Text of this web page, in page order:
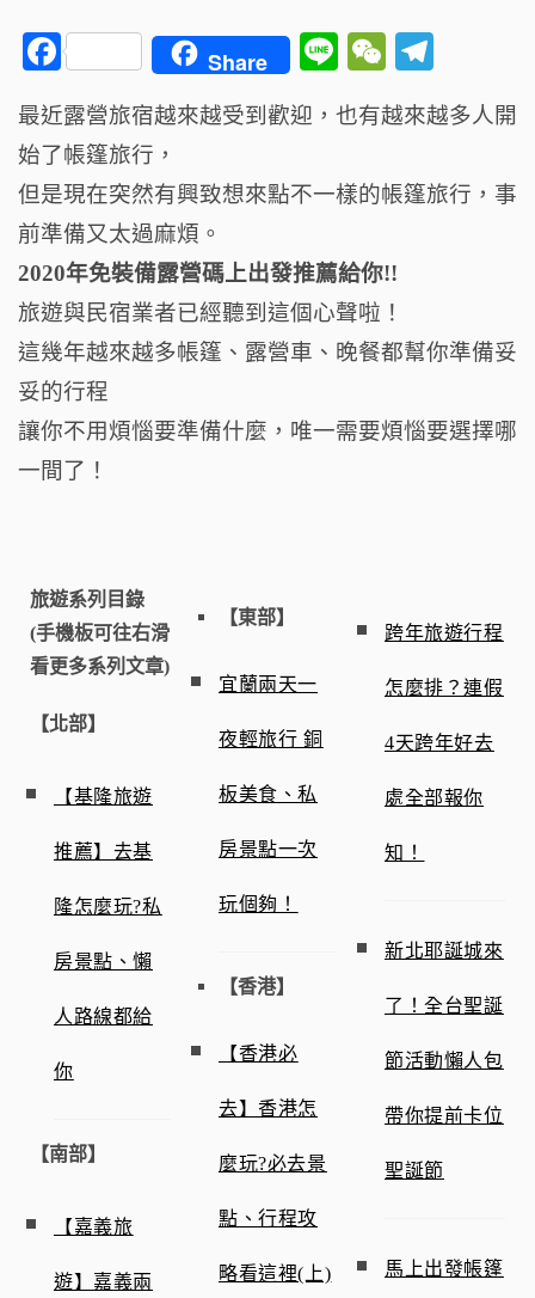
F
c
e
b
o
o
k
Share
Li
e
W
C
a
e
ra
最近露營旅宿越來越受到歡迎，也有越來越多人開
始了帳篷旅行，
但是現在突然有興致想來點不一樣的帳篷旅行，事
前準備又太過麻煩。
2020年免裝備露營碼上出發推薦給你!!
旅遊與民宿業者已經聽到這個心聲啦！
這幾年越來越多帳篷、露營車、晚餐都幫你準備妥
妥的行程
讓你不用煩惱要準備什麼，唯一需要煩惱要選擇哪
一間了！
旅遊系列目錄
(手機板可往右滑
看更多系列文章)
【北部】
【基隆旅遊
推薦】去基
隆怎麼玩?私
房景點、懶
人路線都給
你
【南部】
【嘉義旅
遊】嘉義兩
【東部】
宜蘭兩天一
夜輕旅行 銅
板美食、私
房景點一次
玩個夠！
【香港】
【香港必
去】香港怎
麼玩?必去景
點、行程攻
略看這裡(上)
跨年旅遊行程
怎麼排？連假
4天跨年好去
處全部報你
知！
新北耶誕城來
了！全台聖誕
節活動懶人包
帶你提前卡位
聖誕節
馬上出發帳篷